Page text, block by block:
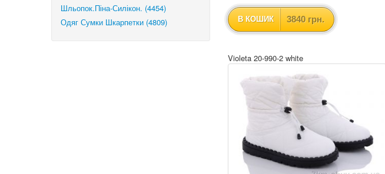
Шльопок.Піна-Силікон. (4454)
Одяг Сумки Шкарпетки (4809)
В КОШИК 3840 грн.
Violeta 20-990-2 white